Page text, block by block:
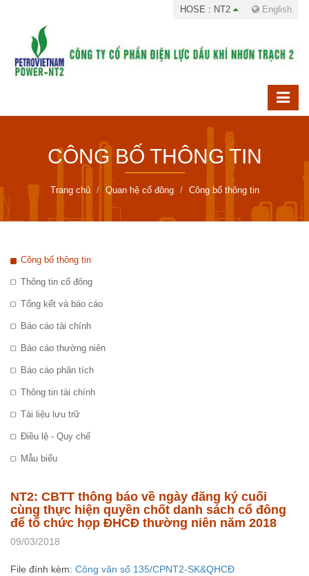
HOSE : NT2 English
CÔNG BỐ THÔNG TIN
Trang chủ Quan hệ cổ đông Công bố thông tin
Công bố thông tin
Thông tin cổ đông
Tổng kết và báo cáo
Báo cáo tài chính
Báo cáo thường niên
Báo cáo phân tích
Thông tin tài chính
Tài liệu lưu trữ
Điều lệ - Quy chế
Mẫu biểu
NT2: CBTT thông báo về ngày đăng ký cuối
cùng thực hiện quyền chốt danh sách cổ đông
để tổ chức họp ĐHCĐ thường niên năm 2018
09/03/2018
File đính kèm: Công văn số 135/CPNT2-SK&QHCĐ